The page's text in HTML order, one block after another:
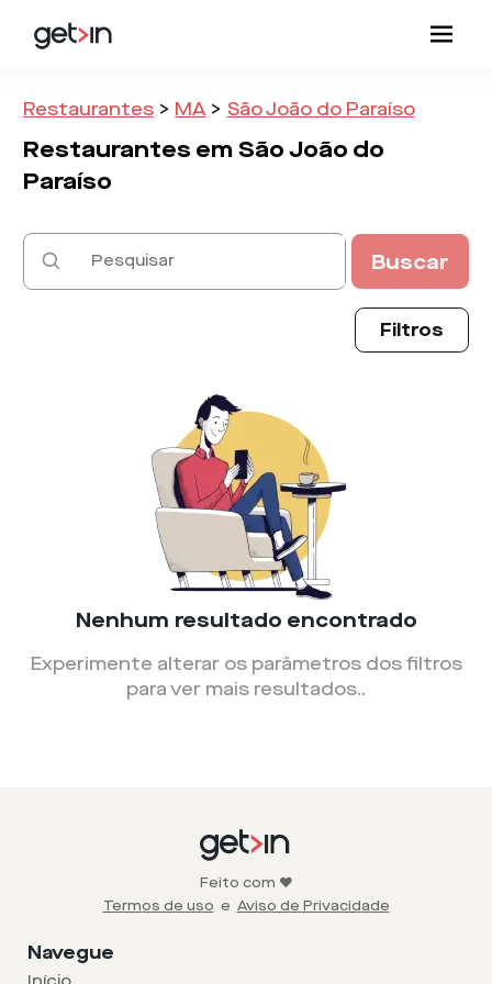
Restaurantes > MA > São João do Paraíso
Restaurantes emSão João do
Paraíso
Buscar
Filtros
Nenhum resultado encontrado
Experimente alterar os parâmetros dos filtros
para ver mais resultados..
Feito com ❤️
Termos de uso e Aviso de Privacidade
Navegue